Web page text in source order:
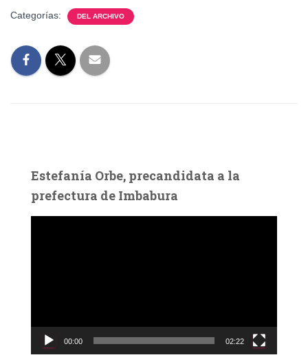
Categorías: DEL ARCHIVO
Estefanía Orbe, precandidata a la
prefectura de Imbabura
c
00:00 02:22